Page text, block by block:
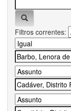
Filtros correntes: